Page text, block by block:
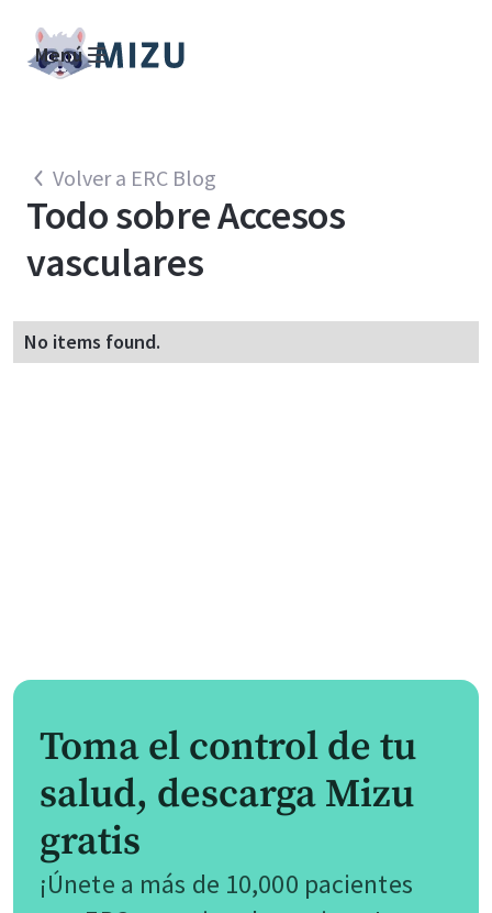
Menú
Volver a ERC Blog
Todo sobreAccesos
vasculares
No items found.
Toma el control de tu
salud, descarga Mizu
gratis
¡Únete a más de 10,000 pacientes